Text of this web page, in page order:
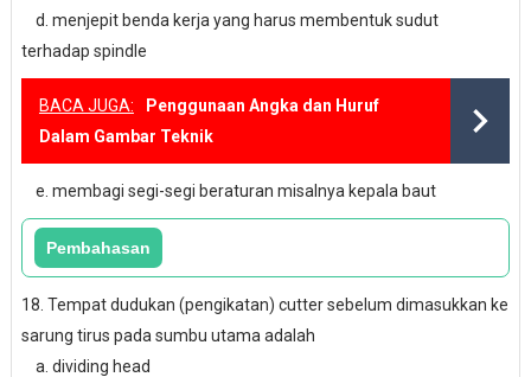
d. menjepit benda kerja yang harus membentuk sudut
terhadap spindle
BACA JUGA:
Penggunaan Angka dan Huruf
Dalam Gambar Teknik
e. membagi segi-segi beraturan misalnya kepala baut
18. Tempat dudukan (pengikatan) cutter sebelum dimasukkan ke
sarung tirus pada sumbu utama adalah
a. dividing head